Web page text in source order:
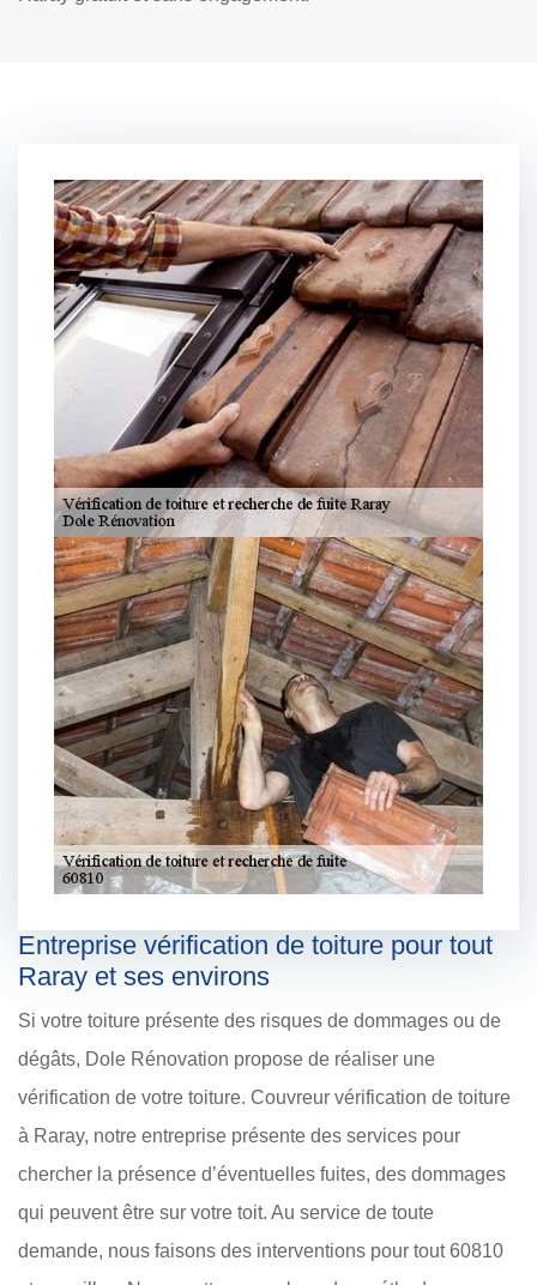
Entreprise vérification de toiture pour tout
Raray et ses environs
Si votre toiture présente des risques de dommages ou de
dégâts, Dole Rénovation propose de réaliser une
vérification de votre toiture. Couvreur vérification de toiture
à Raray, notre entreprise présente des services pour
chercher la présence d’éventuelles fuites, des dommages
qui peuvent être sur votre toit. Au service de toute
demande, nous faisons des interventions pour tout 60810